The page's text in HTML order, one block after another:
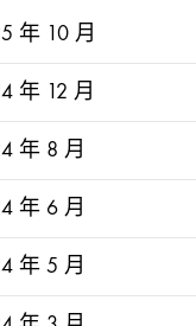
年 10 月
年 12 月
年 8 月
年 6 月
年 5 月